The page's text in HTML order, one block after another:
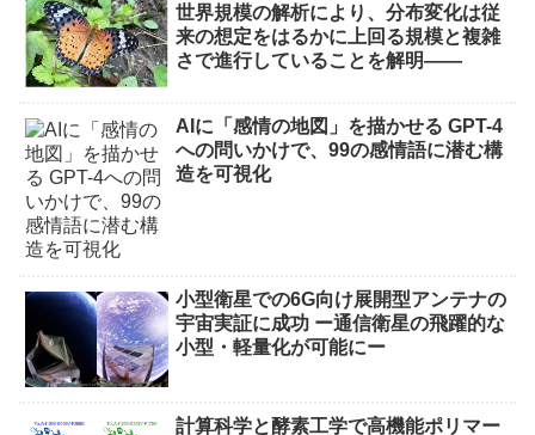
世界規模の解析により、分布変化は従
来の想定をはるかに上回る規模と複雑
さで進行していることを解明――
AIに「感情の地図」を描かせる GPT-4
への問いかけで、99の感情語に潜む構
造を可視化
小型衛星での6G向け展開型アンテナの
宇宙実証に成功 ー通信衛星の飛躍的な
小型・軽量化が可能にー
計算科学と酵素工学で高機能ポリマー